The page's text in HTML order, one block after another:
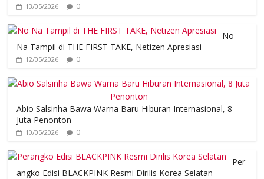
13/05/2026 0
No
Na Tampil di THE FIRST TAKE, Netizen Apresiasi
12/05/2026 0
Abio Salsinha Bawa Warna Baru Hiburan Internasional, 8
Juta Penonton
10/05/2026 0
Per
angko Edisi BLACKPINK Resmi Dirilis Korea Selatan